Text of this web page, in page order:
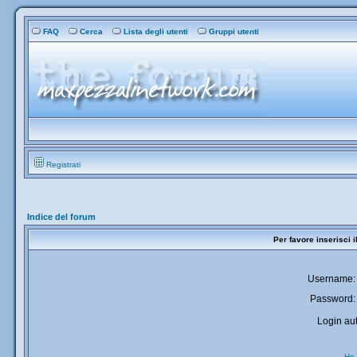
FAQ Cerca Lista degli utenti Gruppi utenti
Registrati
Indice del forum
Per favore inserisci
Username:
Password:
Login